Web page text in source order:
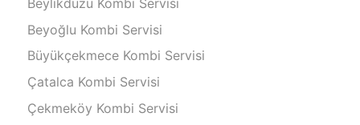
Beyoğlu Kombi Servisi
Büyükçekmece Kombi Servisi
Çatalca Kombi Servisi
Çekmeköy Kombi Servisi